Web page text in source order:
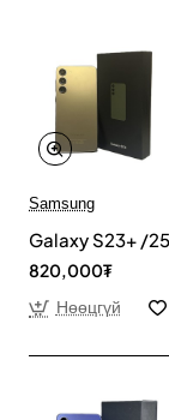
Samsung
Galaxy S23+ /
820,000₮
Нөөцгүй